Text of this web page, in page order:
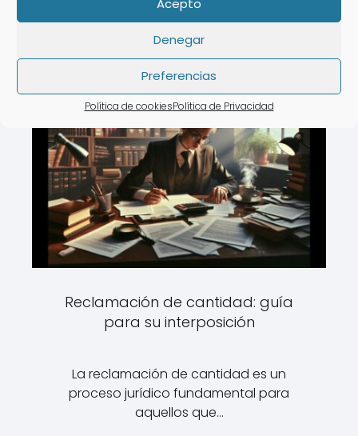
Denegar
Preferencias
Política de cookiesPolítica de Privacidad
complicado…
Reclamación de cantidad: guía
para su interposición
La reclamación de cantidad es un
proceso jurídico fundamental para
aquellos que…